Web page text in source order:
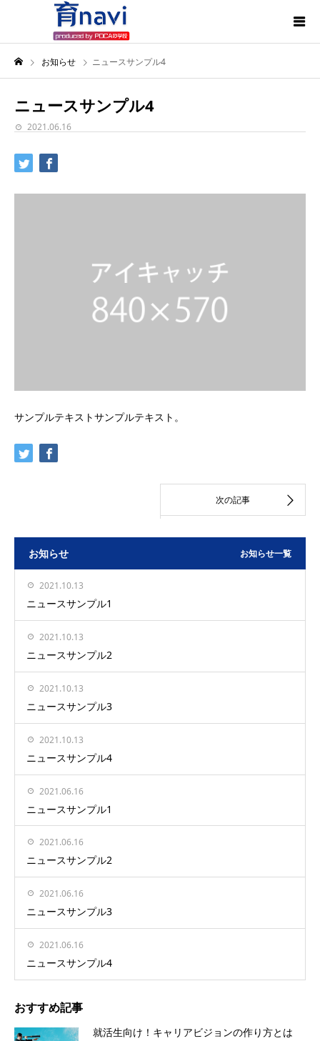
お知らせ ニュースサンプル4
ニュースサンプル4
2021.06.16
サンプルテキストサンプルテキスト。
お知らせ お知らせ一覧
2021.10.13
ニュースサンプル1
2021.10.13
ニュースサンプル2
2021.10.13
ニュースサンプル3
2021.10.13
ニュースサンプル4
2021.06.16
ニュースサンプル1
2021.06.16
ニュースサンプル2
2021.06.16
ニュースサンプル3
2021.06.16
ニュースサンプル4
おすすめ記事
就活生向け！キャリアビジョンの作り方とは